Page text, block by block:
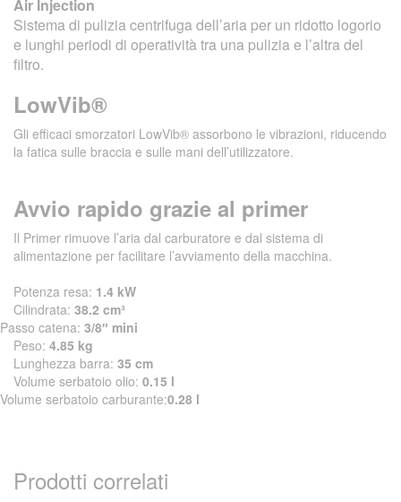
Air Injection
Sistema di pulizia centrifuga dell’aria per un ridotto logorio
e lunghi periodi di operatività tra una pulizia e l’altra del
filtro.
LowVib®
Gli efficaci smorzatori LowVib® assorbono le vibrazioni, riducendo
la fatica sulle braccia e sulle mani dell’utilizzatore.
Avvio rapido grazie al primer
Il Primer rimuove l’aria dal carburatore e dal sistema di
alimentazione per facilitare l’avviamento della macchina.
Potenza resa: 1.4 kW
Cilindrata: 38.2 cm³
Passo catena: 3/8″ mini
Peso: 4.85 kg
Lunghezza barra: 35 cm
Volume serbatoio olio: 0.15 l
Volume serbatoio carburante:0.28 l
Prodotti correlati